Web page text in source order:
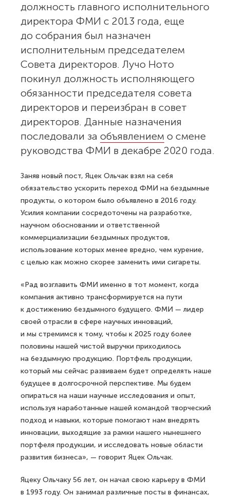
должность главного исполнительного
директора ФМИ с 2013 года, еще
до собрания был назначен
исполнительным председателем
Совета директоров. Лучо Ното
покинул должность исполняющего
обязанности председателя совета
директоров и переизбран в совет
директоров. Данные назначения
последовали за объявлением о смене
руководства ФМИ в декабре 2020 года.
Заняв новый пост, Яцек Ольчак взял на себя
обязательство ускорить переход ФМИ на бездымные
продукты, о котором было объявлено в 2016 году.
Усилия компании сосредоточены на разработке,
научном обосновании и ответственной
коммерциализации бездымных продуктов,
использование которых менее вредно, чем курение,
с целью как можно скорее заменить ими сигареты.
«Рад возглавить ФМИ именно в тот момент, когда
компания активно трансформируется на пути
к достижению бездымного будущего. ФМИ — лидер
своей отрасли в сфере научных инноваций,
и мы стремимся к тому, чтобы к 2025 году более
половины нашей чистой выручки приходилось
на бездымную продукцию. Портфель продукции,
который мы сейчас развиваем будет определять наше
будущее в долгосрочной перспективе. Мы будем
опираться на наши научные исследования и опыт,
используя наработанные нашей командой творческий
подход и навыки, которые помогают нам внедрять
инновации, выходящие за рамки нашего нынешнего
портфеля продукции, и исследовать новые области
развития бизнеса», — говорит Яцек Ольчак.
Яцеку Ольчаку 56 лет, он начал свою карьеру в ФМИ
в 1993 году. Он занимал различные посты в финансах,